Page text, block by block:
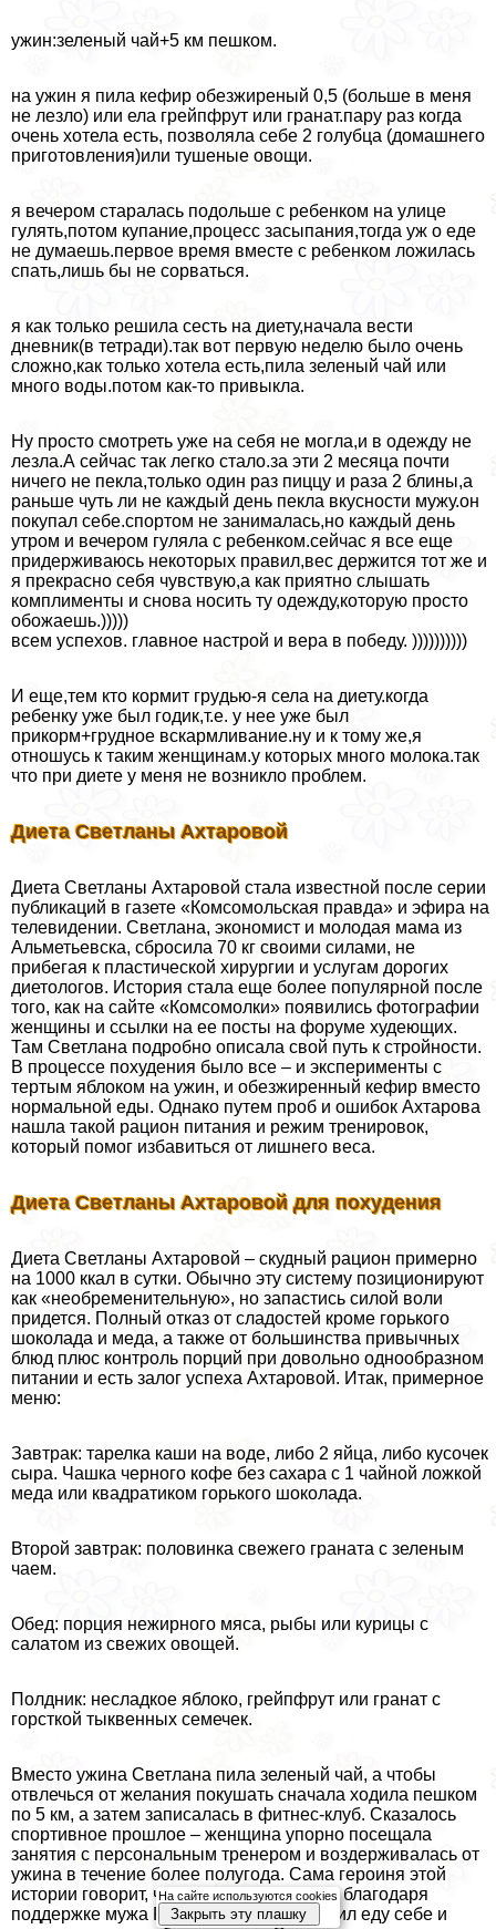
ужин:зеленый чай+5 км пешком.
на ужин я пила кефир обезжиреный 0,5 (больше в меня
не лезло) или ела грейпфрут или гранат.пару раз когда
очень хотела есть, позволяла себе 2 гoлyбца (домашнего
приготовления)или тушеные овощи.
я вечером старалась подольше с ребенком на улице
гулять,потом купание,процесс засыпания,тогда уж о еде
не думаешь.первое время вместе с ребенком ложилась
спать,лишь бы не сорваться.
я как только решила сесть на диету,начала вести
дневник(в тетради).так вот первую неделю было очень
сложно,как только хотела есть,пила зеленый чай или
много воды.потом как-то привыкла.
Ну просто смотреть уже на себя не могла,и в одежду не
лезла.А сейчас так легко стало.за эти 2 месяца почти
ничего не пекла,только один раз пиццу и раза 2 блины,а
раньше чуть ли не каждый день пекла вкусности мужу.он
покупал себе.спортом не занималась,но каждый день
утром и вечером гуляла с ребенком.сейчас я все еще
придерживаюсь некоторых правил,вес держится тот же и
я прекрасно себя чувствую,а как приятно слышать
комплименты и снова носить ту одежду,которую просто
обожаешь.)))))
всем успехов. главное настрой и вера в победу. ))))))))))
И еще,тем кто кормит гpyдью-я села на диету.когда
ребенку уже был годик,т.е. у нее уже был
прикорм+грудное вскармливание.ну и к тому же,я
отношусь к таким женщинам.у которых много молока.так
что при диете у меня не возникло проблем.
Диета Светланы Ахтаровой
Диета Светланы Ахтаровой стала известной после серии
публикаций в газете «Комсомольская правда» и эфира на
телевидении. Светлана, экономист и молодая мама из
Альметьевска, сбросила 70 кг своими силами, не
прибегая к пластической хирургии и услугам дорогих
диетологов. История стала еще более популярной после
того, как на сайте «Комсомолки» появились фотографии
женщины и ссылки на ее посты на форуме худеющих.
Там Светлана подробно описала свой путь к стройности.
В процессе похудения было все – и эксперименты с
тертым яблоком на ужин, и обезжиренный кефир вместо
нормальной еды. Однако путем проб и ошибок Ахтарова
нашла такой рацион питания и режим тренировок,
который помог избавиться от лишнего веса.
Диета Светланы Ахтаровой для похудения
Диета Светланы Ахтаровой – скудный рацион примерно
на 1000 ккал в сутки. Обычно эту систему позиционируют
как «необременительную», но запастись силой воли
придется. Полный отказ от сладостей кроме горького
шоколада и меда, а также от большинства привычных
блюд плюс контроль порций при довольно однообразном
питании и есть залог успеха Ахтаровой. Итак, примерное
меню:
Завтpaк: тарелка каши на воде, либо 2 яйца, либо кусочек
сыра. Чашка черного кофе без сахара с 1 чайной ложкой
меда или квадратиком горького шоколада.
Второй завтpaк: половинка свежего граната с зеленым
чаем.
Обед: порция нежирного мяса, рыбы или курицы с
салатом из свежих овощей.
Полдник: несладкое яблоко, грейпфрут или гранат с
горсткой тыквенных семечек.
Вместо ужина Светлана пила зеленый чай, а чтобы
отвлечься от желания покушать сначала ходила пешком
по 5 км, а затем записалась в фитнес-клуб. Сказалось
спортивное прошлое – женщина упopно посещала
занятия с персональным тренером и воздерживалась от
ужина в течение более полугода. Сама героиня этой
истории говорит, что справилась только благодаря
поддержке мужа Равиля – он сам готовил еду себе и
На сайте используются cookies
Закрыть эту плашку